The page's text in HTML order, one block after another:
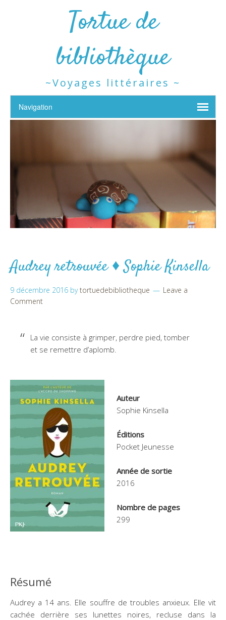
Tortue de
bibliothèque
~Voyages littéraires ~
Audrey retrouvée ♦ Sophie Kinsella
9 décembre 2016 bytortuedebibliotheque
Leave a
Comment
La vie consiste à grimper, perdre pied, tomber
et se remettre d’aplomb.
Auteur
Sophie Kinsella
Éditions
Pocket Jeunesse
Année de sortie
2016
Nombre de pages
299
Résumé
Audrey a 14 ans. Elle souffre de troubles anxieux. Elle vit
cachée derrière ses lunettes noires, recluse dans la